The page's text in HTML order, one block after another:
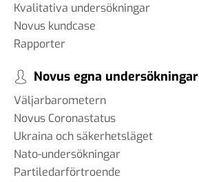
Kvalitativa undersökningar
Novus kundcase
Rapporter
Novus egna undersökningar
Väljarbarometern
Novus Coronastatus
Ukraina och säkerhetsläget
Nato-undersökningar
Partiledarförtroende